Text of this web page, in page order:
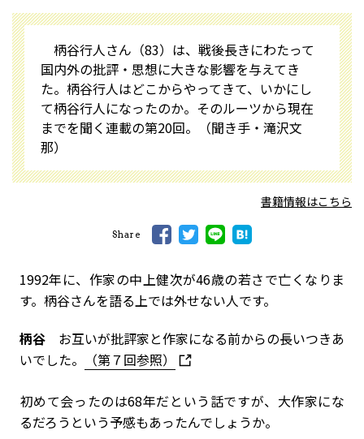
柄谷行人さん（83）は、戦後長きにわたって
国内外の批評・思想に大きな影響を与えてき
た。柄谷行人はどこからやってきて、いかにし
て柄谷行人になったのか――。そのルーツから現在
までを聞く連載の第20回。（聞き手・滝沢文
那）
書籍情報はこちら
Share
――1992年に、作家の中上健次が46歳の若さで亡くなりま
す。柄谷さんを語る上では外せない人です。
柄谷 お互いが批評家と作家になる前からの長いつきあ
いでした。
（第７回参照）
――初めて会ったのは68年だという話ですが、大作家にな
るだろうという予感もあったんでしょうか。